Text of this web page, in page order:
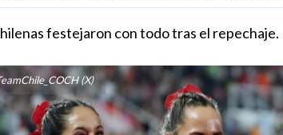
festejaron con todo tras el repechaje.
(X)